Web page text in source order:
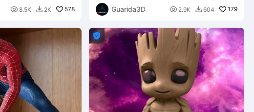
 8.5K  2K 578
Guarida3D
 2.9K  604 179
